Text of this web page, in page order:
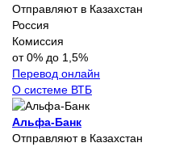
Отправляют в Казахстан
Россия
Комиссия
от 0% до 1,5%
Перевод онлайн
О системе ВТБ
Альфа-Банк
Отправляют в Казахстан